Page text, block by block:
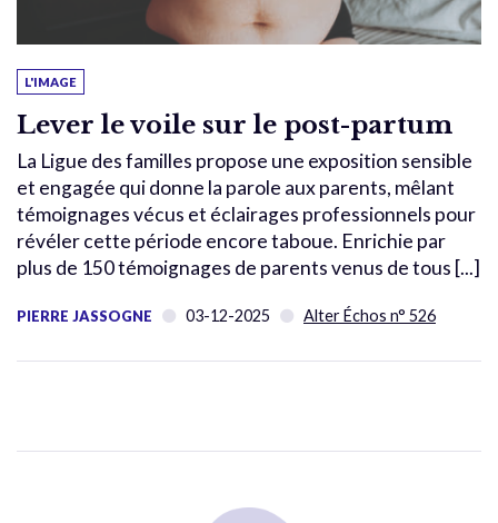
L'IMAGE
Lever le voile sur le post-partum
La Ligue des familles propose une exposition sensible
et engagée qui donne la parole aux parents, mêlant
témoignages vécus et éclairages professionnels pour
révéler cette période encore taboue. Enrichie par
plus de 150 témoignages de parents venus de tous [...]
PIERRE JASSOGNE 03-12-2025 Alter Échos n° 526